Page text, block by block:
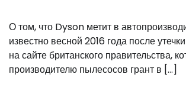
О том, что Dyson метит в
известно весной 2016 года после
на сайте британского правительства,
производителю пылесосов грант в […]